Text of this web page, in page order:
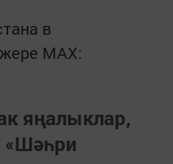
в
MАХ:
яңалыклар,
«Шәһри